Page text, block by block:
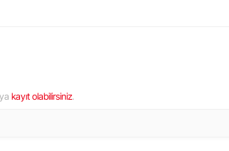
kayıt olabilirsiniz.